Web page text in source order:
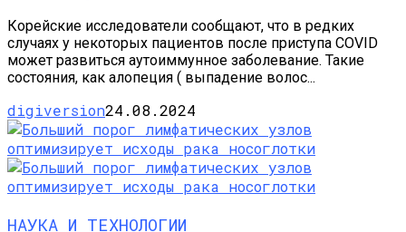
Корейские исследователи сообщают, что в редких
случаях у некоторых пациентов после приступа COVID
может развиться аутоиммунное заболевание. Такие
состояния, как алопеция ( выпадение волос...
digiversion24.08.2024
НАУКА И ТЕХНОЛОГИИ